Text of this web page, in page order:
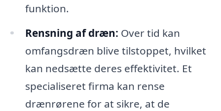
funktion.
Rensning af dræn: Over tid kan
omfangsdræn blive tilstoppet, hvilket
kan nedsætte deres effektivitet. Et
specialiseret firma kan rense
drænrørene for at sikre, at de